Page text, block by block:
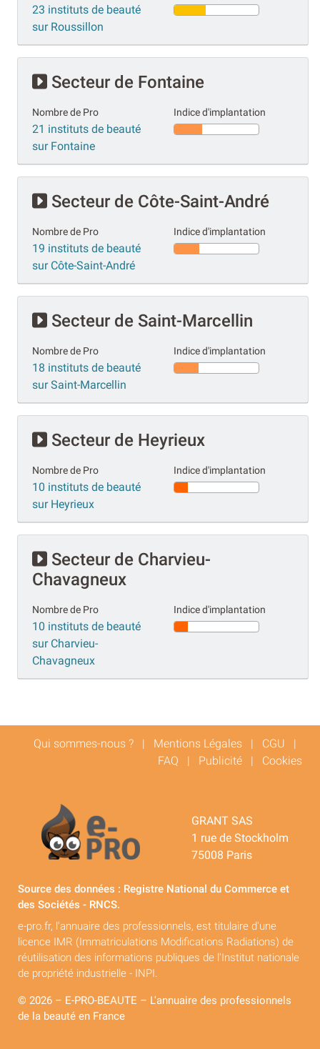
23 instituts de beauté
sur Roussillon
Secteur de Fontaine
Nombre de Pro
21 instituts de beauté
sur Fontaine
Indice d'implantation
Secteur de Côte-Saint-André
Nombre de Pro
19 instituts de beauté
sur Côte-Saint-André
Indice d'implantation
Secteur de Saint-Marcellin
Nombre de Pro
18 instituts de beauté
sur Saint-Marcellin
Indice d'implantation
Secteur de Heyrieux
Nombre de Pro
10 instituts de beauté
sur Heyrieux
Indice d'implantation
Secteur de Charvieu-
Chavagneux
Nombre de Pro
10 instituts de beauté
sur Charvieu-
Chavagneux
Indice d'implantation
Qui sommes-nous ? | Mentions Légales | CGU |
FAQ | Publicité | Cookies
GRANT SAS
1 rue de Stockholm
75008 Paris
Source des données : Registre National du Commerce et
des Sociétés - RNCS.
e-pro.fr, l'annuaire des professionnels, est titulaire d'une
licence IMR (Immatriculations Modifications Radiations) de
réutilisation des informations publiques de l'Institut nationale
de propriété industrielle - INPI.
© 2026 – E-PRO-BEAUTE – L'annuaire des professionnels
de la beauté en France